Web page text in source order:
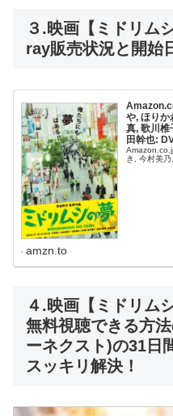
３.映画【ミドリム
ray販売状況と開始
や, ほりか
真, 歌川椎
田幹也:
き, 今村美乃
amzn.to
４.映画【ミドリム
無料視聴できる方
ーネクスト)の31日
スッキリ解決！